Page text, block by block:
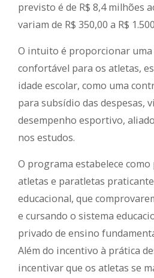
previsto é de R$ 8,4 milhões
variam de R$ 350,00 a R$
O intuito é proporcionar uma
confortável para os atletas,
idade escolar, como uma
para subsídio das despesas,
desempenho esportivo,
nos estudos.
O programa estabelece
atletas e paratletas
educacional, que
e cursando o sistema
privado de ensino
Além do incentivo à prática
incentivar que os atletas se